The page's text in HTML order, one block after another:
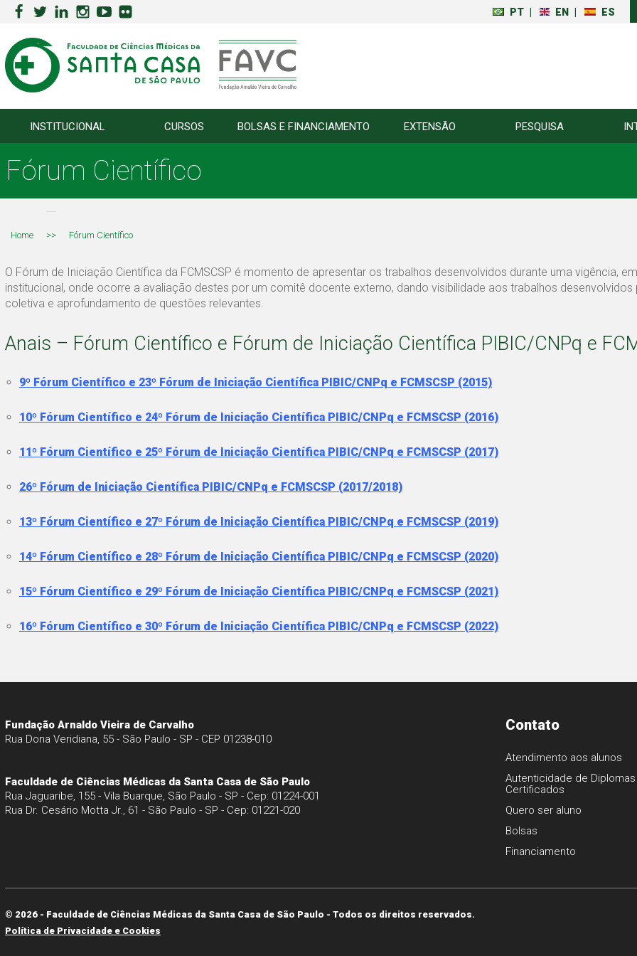
PT EN ES
INSTITUCIONAL CURSOS BOLSAS E FINANCIAMENTO EXTENSÃO PESQUISA
Fórum Científico
Home >> Fórum Científico
O Fórum de Iniciação Científica da FCMSCSP é momento de apresentar os trabalhos desenvolvidos durante uma vigência,
institucional, onde ocorre a avaliação destes por um comitê docente externo, dando visibilidade aos trabalhos
coletiva e aprofundamento de questões relevantes.
Anais – Fórum Científico e Fórum de Iniciação Científica PIBIC/CNPq e
9º Fórum Científico e 23º Fórum de Iniciação Científica PIBIC/CNPq e FCMSCSP (2015)
10º Fórum Científico e 24º Fórum de Iniciação Científica PIBIC/CNPq e FCMSCSP (2016)
11º Fórum Científico e 25º Fórum de Iniciação Científica PIBIC/CNPq e FCMSCSP (2017)
26º Fórum de Iniciação Científica PIBIC/CNPq e FCMSCSP (2017/2018)
13º Fórum Científico e 27º Fórum de Iniciação Científica PIBIC/CNPq e FCMSCSP (2019)
14º Fórum Científico e 28º Fórum de Iniciação Científica PIBIC/CNPq e FCMSCSP (2020)
15º Fórum Científico e 29º Fórum de Iniciação Científica PIBIC/CNPq e FCMSCSP (2021)
16º Fórum Científico e 30º Fórum de Iniciação Científica PIBIC/CNPq e FCMSCSP (2022)
Fundação Arnaldo Vieira de Carvalho
Rua Dona Veridiana, 55 - São Paulo - SP - CEP 01238-010
Faculdade de Ciências Médicas da Santa Casa de São Paulo
Rua Jaguaribe, 155 - Vila Buarque, São Paulo - SP - Cep: 01224-001
Rua Dr. Cesário Motta Jr., 61 - São Paulo - SP - Cep: 01221-020
Contato
Atendimento aos alunos
Autenticidade de
Certificados
Quero ser aluno
Bolsas
Financiamento
© 2026 - Faculdade de Ciências Médicas da Santa Casa de São Paulo - Todos os direitos reservados.
Política de Privacidade e Cookies